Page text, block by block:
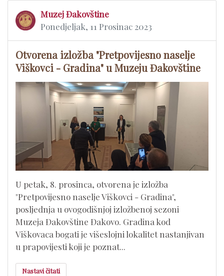
Muzej Đakovštine
Ponedjeljak, 11 Prosinac 2023
Otvorena izložba "Pretpovijesno naselje
Viškovci - Gradina" u Muzeju Đakovštine
U petak, 8. prosinca, otvorena je izložba
"Pretpovijesno naselje Viškovci - Gradina",
posljednja u ovogodišnjoj izložbenoj sezoni
Muzeja Đakovštine Đakovo. Gradina kod
Viškovaca bogati je višeslojni lokalitet nastanjivan
u prapovijesti koji je poznat...
Nastavi čitati